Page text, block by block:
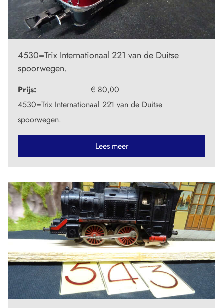
4530=Trix Internationaal 221 van de Duitse
spoorwegen.
Prijs:
€ 80,00
4530=Trix Internationaal 221 van de Duitse
spoorwegen.
Lees meer